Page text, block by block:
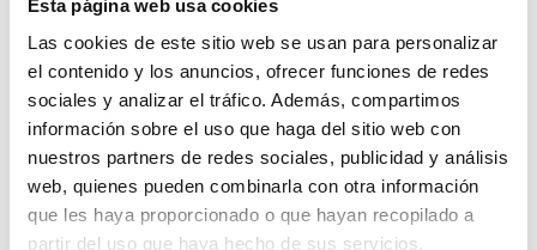
Esta página web usa cookies
Las cookies de este sitio web se usan para personalizar
el contenido y los anuncios, ofrecer funciones de redes
sociales y analizar el tráfico. Además, compartimos
información sobre el uso que haga del sitio web con
nuestros partners de redes sociales, publicidad y análisis
web, quienes pueden combinarla con otra información
que les haya proporcionado o que hayan recopilado a
partir del uso que haya hecho de sus servicios.
la habíamos imaginado. Pero también comprendimos que
eso no significa que no pueda ser una vida profundamente
bonita, llena de amor, aprendizaje y sentido.
Hoy seguimos caminando, día a día, haciendo todo lo que
está en nuestras manos por el bienestar y el desarrollo de
nuestro hijo. Tenemos claro que nuestra actitud, nuestro
compromiso y nuestra manera de afrontar este camino
marcarán gran parte de su vida.